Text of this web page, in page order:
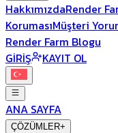
HakkımızdaRender
KorumasıMüşteri
Render Farm Blogu
GİRİŞ
KAYIT OL
ANA SAYFA
ÇÖZÜMLER+